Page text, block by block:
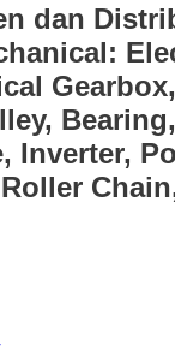
dan
Inverter,